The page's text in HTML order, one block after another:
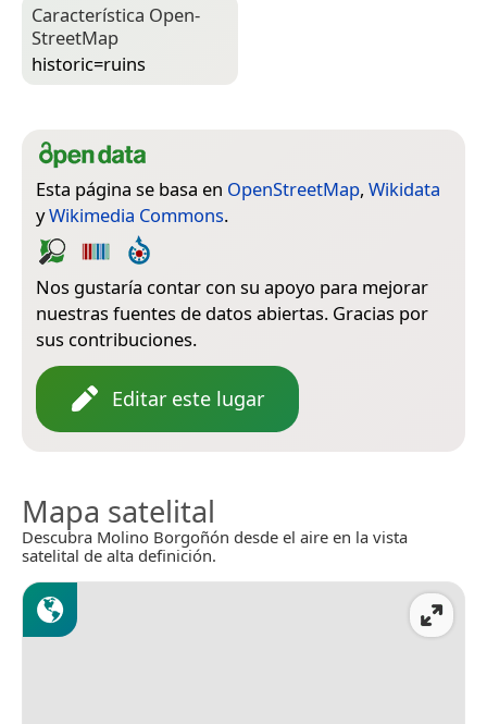
Característica Open­
Street­Map
historic=­ruins
Esta página se basa en OpenStreetMap, Wikidata
yWikimedia Commons.
Nos gustaría contar con su apoyo para mejorar
nuestras fuentes de datos abiertas. Gracias por
sus contribuciones.
Editar este lugar
Mapa satelital
Descubra Molino Borgoñón desde el aire en la vista
satelital de alta definición.